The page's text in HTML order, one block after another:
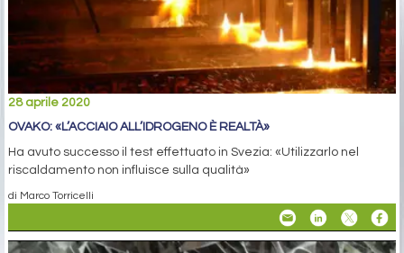
28 aprile 2020
OVAKO: «L’ACCIAIO ALL’IDROGENO È REALTÀ»
Ha avuto successo il test effettuato in Svezia: «Utilizzarlo nel
riscaldamento non influisce sulla qualità»
di Marco Torricelli